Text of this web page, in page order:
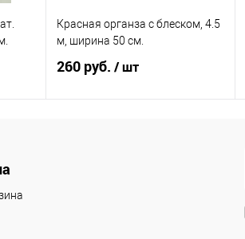
Красная органза с блеском, 4.5
м, ширина 50 см.
260 руб. / шт